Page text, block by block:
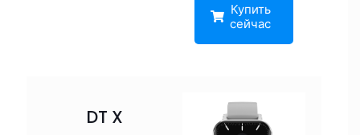
Купить
сейчас
DT X